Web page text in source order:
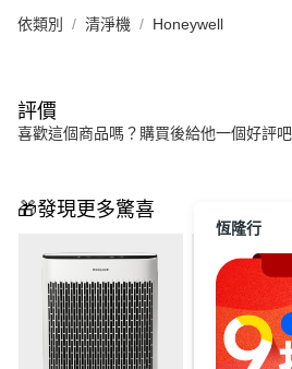
依類別 清淨機 Honeywell
評價
喜歡這個商品嗎？購買後給他一個好評吧
🎁發現更多驚喜
恆隆行